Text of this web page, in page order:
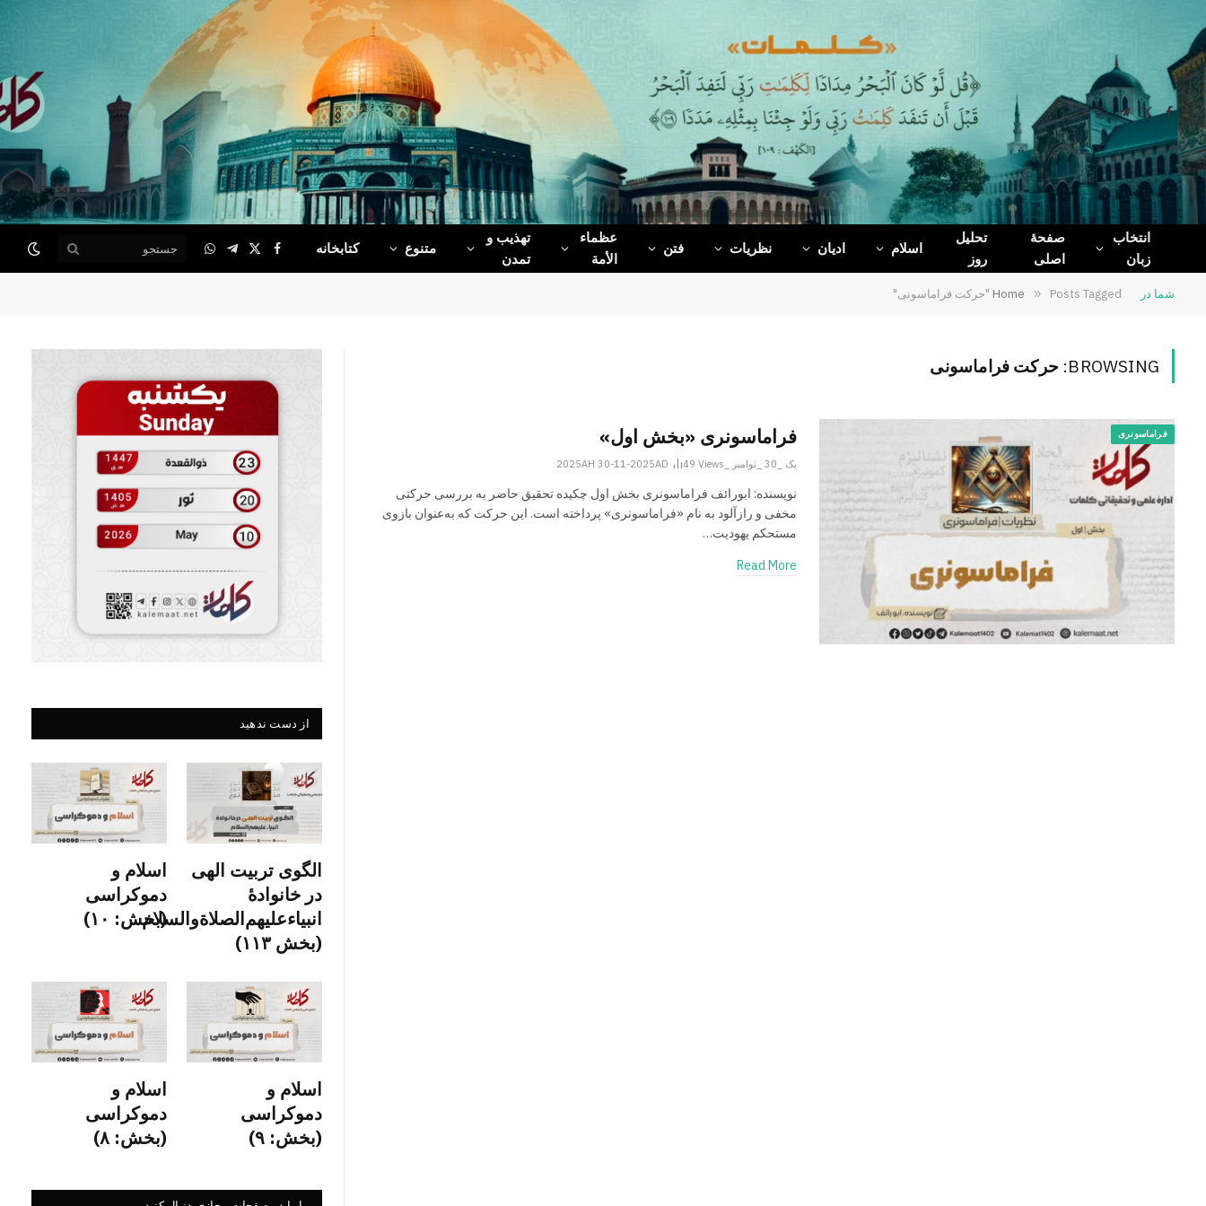
Facebook
X
(Twitter)
Telegram
WhatsApp
انتخاب
زبان
صفحۀ
اصلی
تحلیل
روز
اسلام ادیان نظریات فتن
عظماء‌
الأمة
تهذیب و
تمدن
متنوع کتابخانه Facebook
X
(Twitter)
Telegram
WhatsApp
شما در Home » Posts Tagged "حرکت فراماسونی"
BROWSING: حرکت فراماسونی
فراماسونری فراماسونری «بخش اول»
یک _30 _نوامبر _2025AH 30-11-2025AD 49Views
نویسنده: ابورائف فراماسونری بخش اول چکیده تحقیق حاضر به بررسی حرکتی
مخفی و رازآلود به نام «فراماسونری» پرداخته است. این حرکت که به‌عنوان بازوی
مستحکم یهودیت…
Read More
از دست ندهید
الگوی تربیت الهی
در خانوادۀ
انبیاءعلیهم‌الصلاةو‌السلام
(بخش ۱۱۳)
اسلام و
دموکراسی
(بخش: ۱۰)
اسلام و
دموکراسی
(بخش: ۹)
اسلام و
دموکراسی
(بخش: ۸)